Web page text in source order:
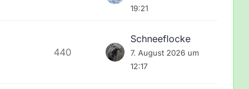
19:21
440
Schneeflocke
7. August 2026 um
12:17